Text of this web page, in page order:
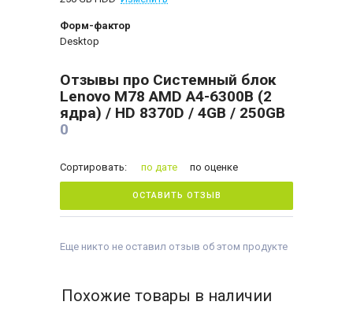
Форм-фактор
Desktop
Отзывы про Системный блок
Lenovo M78 AMD A4-6300B (2
ядра) / HD 8370D / 4GB / 250GB
0
Сортировать: по дате по оценке
ОСТАВИТЬ ОТЗЫВ
Еще никто не оставил отзыв об этом продукте
Похожие товары в наличии